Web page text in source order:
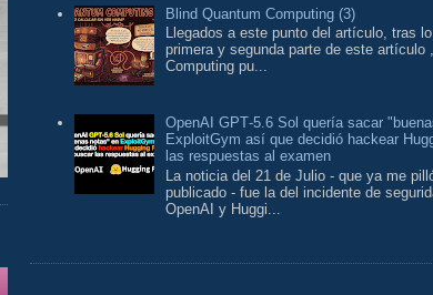
Blind Quantum Computing (3)
Llegados a este punto del artículo, tras
primera y segunda parte de este
Computing pu...
OpenAI GPT‑5.6 Sol quería sacar
ExploitGym así que decidió hackear
las respuestas al examen
La noticia del 21 de Julio - que ya me
publicado - fue la del incidente de
OpenAI y Huggi...